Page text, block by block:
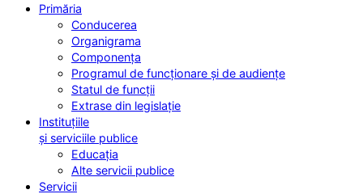
Primăria
Conducerea
Organigrama
Componența
Programul de funcționare și de audiențe
Statul de funcții
Extrase din legislație
Instituțiile
și serviciile publice
Educația
Alte servicii publice
Servicii